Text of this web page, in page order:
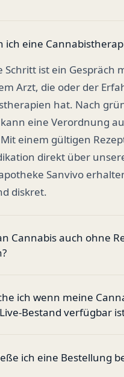
ich eine
Schritt ist ein Gespräch
Arzt, die oder der
hat. Nach
eine Verordnung
einem gültigen
direkt über
Sanvivo
diskret.
Cannabis auch ohne
ich wenn meine
Bestand verfügbar
ich eine Bestellung